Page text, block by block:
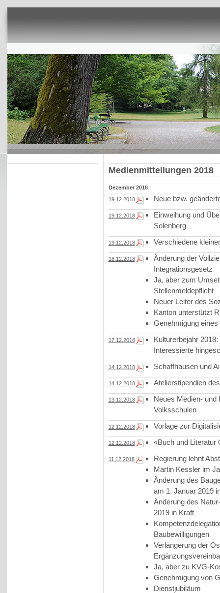
Medienmitteilungen 2018
Dezember 2018
19.12.2018
Neue bzw.
19.12.2018
Einweihung und
Solenberg
19.12.2018 Verschiedene
18.12.2018
Änderung der
Integrationsgesetz
Ja, aber zum
Stellenmeldepflicht
Neuer Leiter des
Kanton unterstützt
Genehmigung
17.12.2018
Kulturerbejahr
Interessierte
14.12.2018 Schaffhausen und
14.12.2018 Atelierstipendien
13.12.2018
Neues Medien- und
Volksschulen
12.12.2018 Vorlage zur
12.12.2018 «Buch und Literatur
11.12.2018
Regierung lehnt
Martin Kessler im
Änderung des
am 1. Januar 2019
Änderung des
2019 in Kraft
Baubewilligungen
Verlängerung der
Ja, aber zu KVG-
Genehmigung von
Dienstjubiläum